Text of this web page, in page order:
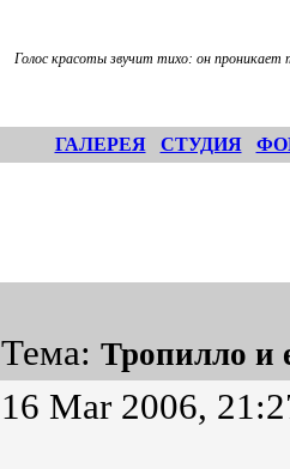
Голос красоты звучит тихо: он проникает
ГАЛЕРЕЯ СТУДИЯ
Тема: Тропилло и
16 Mar 2006,